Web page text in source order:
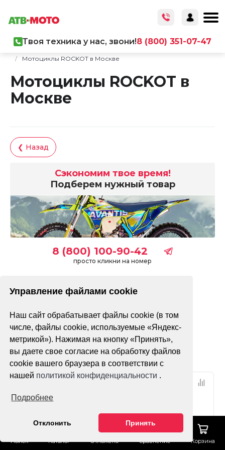
Управление файлами cookie
Наш сайт обрабатывает файлы cookie (в том
числе, файлы cookie, используемые «Яндекс-
метрикой»). Нажимая на кнопку «Принять»,
вы даете свое согласие на обработку файлов
cookie вашего браузера в соответствии с
нашей политикой конфиденциальности .
Подробнее
Отклонить Принять
Поиск Каталог Отложено Сравнение Корзина
Твоя техника у нас, звони!8 (800) 351-07-47
/
Мотоциклы ROCKOT в Москве
Мотоциклы ROCKOT в
Москве
❮ Назад
Сэкономим твое время!
Подберем нужный товар
8 (800) 100-90-42
просто кликни на номер
без ПТС с ПТС
Только в наличии
Фильтр По популярности